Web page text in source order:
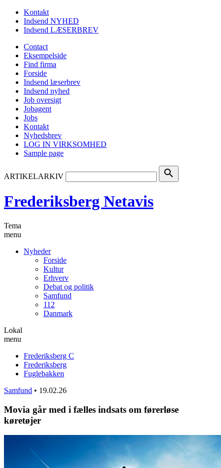
Kontakt
Indsend NYHED
Indsend LÆSERBREV
Contact
Eksempelside
Find firma
Forside
Indsend læserbrev
Indsend nyhed
Job oversigt
Jobagent
Jobs
Kontakt
Nyhedsbrev
LOG IN VIRKSOMHED
Sample page
ARTIKELARKIV search
Frederiksberg Netavis
Tema
menu
Nyheder
Forside
Kultur
Erhverv
Debat og politik
Samfund
112
Danmark
Lokal
menu
Frederiksberg C
Frederiksberg
Fuglebakken
Samfund • 19.02.26
Movia går med i fælles indsats om førerløse
køretøjer